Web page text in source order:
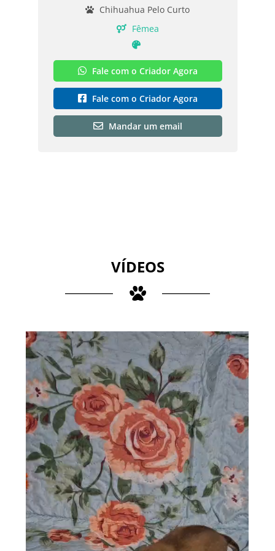
Chihuahua Pelo Curto
Fêmea
Fale com o Criador Agora
Fale com o Criador Agora
Mandar um email
VÍDEOS